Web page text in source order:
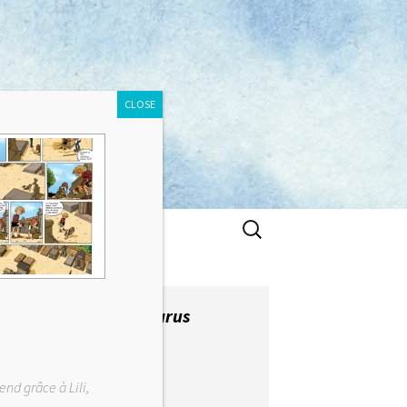
Rechercher :
Derniers albums parus
grâce à Lili,
CLOSE